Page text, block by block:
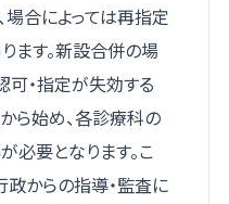
場合によっては再指定
ます。新設合併の場
可・指定が失効する
ら始め、各診療科の
必要となります。こ
政からの指導・監査に